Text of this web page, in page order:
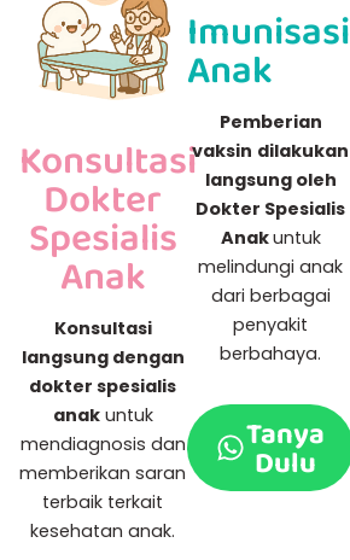
Konsultasi
Dokter
Spesialis
Anak
Konsultasi
langsung dengan
dokter spesialis
anakuntuk
mendiagnosis dan
memberikan saran
terbaik terkait
kesehatan anak.
Imunisasi
Anak
Pemberian
vaksin dilakukan
langsung oleh
Dokter Spesialis
Anakuntuk
melindungi anak
dari berbagai
penyakit
berbahaya.
Tanya
Dulu